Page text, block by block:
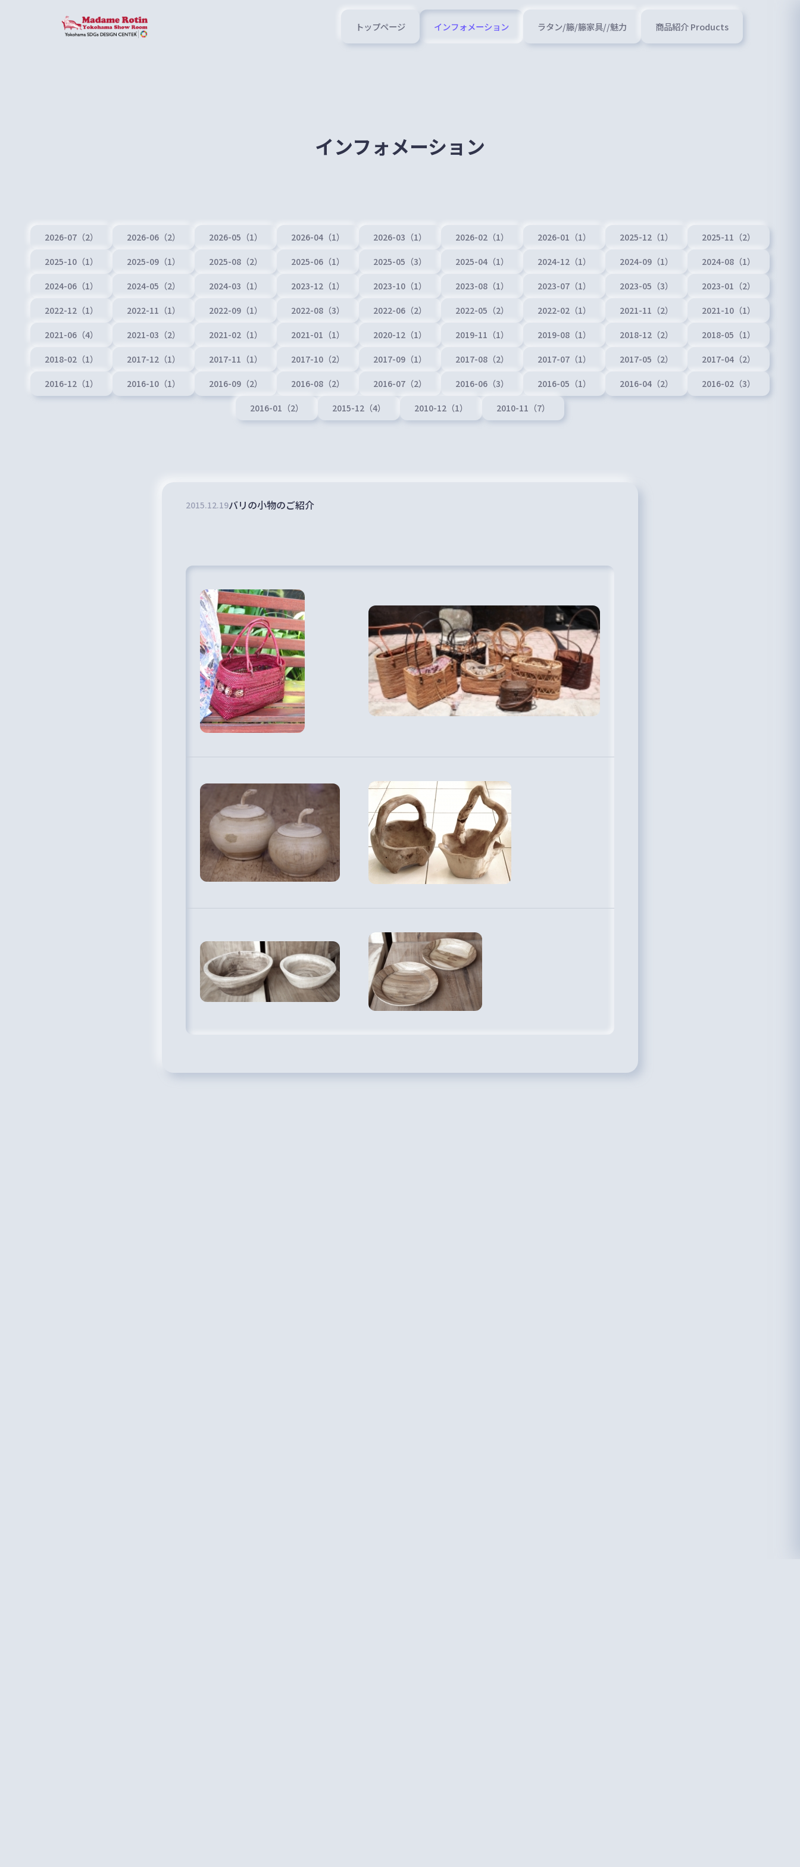
トップページ インフォメーション ラタン/籐/籐家具//魅力 商品紹介 Products
インフォメーション
2026-07（2） 2026-06（2） 2026-05（1） 2026-04（1） 2026-03（1） 2026-02（1） 2026-01（1） 2025-12（1） 2025-11（2）
2025-10（1） 2025-09（1） 2025-08（2） 2025-06（1） 2025-05（3） 2025-04（1） 2024-12（1） 2024-09（1） 2024-08（1）
2024-06（1） 2024-05（2） 2024-03（1） 2023-12（1） 2023-10（1） 2023-08（1） 2023-07（1） 2023-05（3） 2023-01（2）
2022-12（1） 2022-11（1） 2022-09（1） 2022-08（3） 2022-06（2） 2022-05（2） 2022-02（1） 2021-11（2） 2021-10（1）
2021-06（4） 2021-03（2） 2021-02（1） 2021-01（1） 2020-12（1） 2019-11（1） 2019-08（1） 2018-12（2） 2018-05（1）
2018-02（1） 2017-12（1） 2017-11（1） 2017-10（2） 2017-09（1） 2017-08（2） 2017-07（1） 2017-05（2） 2017-04（2）
2016-12（1） 2016-10（1） 2016-09（2） 2016-08（2） 2016-07（2） 2016-06（3） 2016-05（1） 2016-04（2） 2016-02（3）
2016-01（2） 2015-12（4） 2010-12（1） 2010-11（7）
2015.12.19バリの小物のご紹介